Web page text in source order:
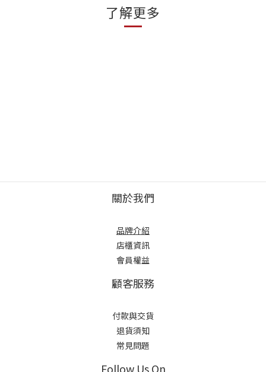
了解更多
關於我們
品牌介紹
店櫃資訊
會員權益
顧客服務
付款與交貨
退貨須知
常見問題
Follow Us On